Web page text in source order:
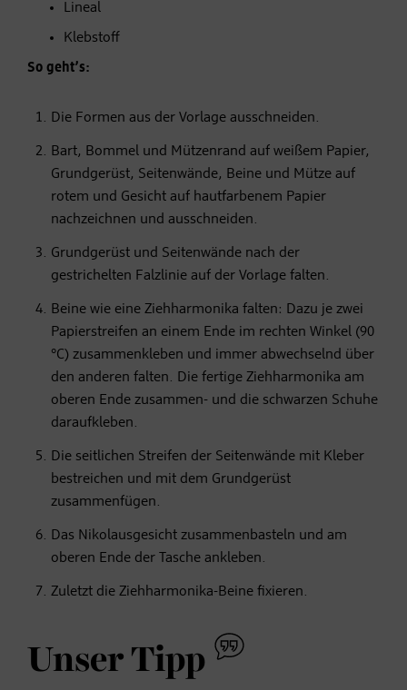
Lineal
Klebstoff
So geht’s:
Die Formen aus der Vorlage ausschneiden.
Bart, Bommel und Mützenrand auf weißem Papier,
Grundgerüst, Seitenwände, Beine und Mütze auf
rotem und Gesicht auf hautfarbenem Papier
nachzeichnen und ausschneiden.
Grundgerüst und Seitenwände nach der
gestrichelten Falzlinie auf der Vorlage falten.
Beine wie eine Ziehharmonika falten: Dazu je zwei
Papierstreifen an einem Ende im rechten Winkel (90
°C) zusammenkleben und immer abwechselnd über
den anderen falten. Die fertige Ziehharmonika am
oberen Ende zusammen- und die schwarzen Schuhe
daraufkleben.
Die seitlichen Streifen der Seitenwände mit Kleber
bestreichen und mit dem Grundgerüst
zusammenfügen.
Das Nikolausgesicht zusammenbasteln und am
oberen Ende der Tasche ankleben.
Zuletzt die Ziehharmonika-Beine fixieren.
Unser Tipp